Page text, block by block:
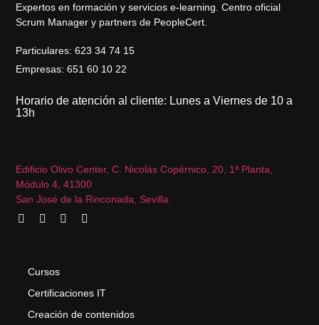
Expertos en formación y servicios e-learning. Centro oficial
Scrum Manager y partners de PeopleCert.
Particulares: 623 34 74 15
Empresas: 651 60 10 22
Horario de atención al cliente: Lunes a Viernes de 10 a
13h
Edificio Olivo Center, C. Nicolás Copérnico, 20, 1ª Planta,
Módulo 4, 41300
San José de la Rinconada, Sevilla
Cursos
Certificaciones IT
Creación de contenidos